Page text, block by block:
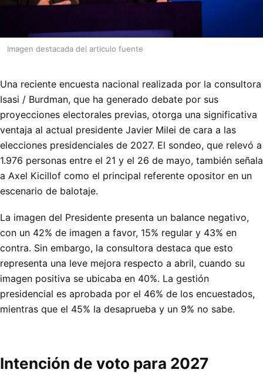
Imagen destacada del articulo fuente
Una reciente encuesta nacional realizada por la consultora
Isasi / Burdman, que ha generado debate por sus
proyecciones electorales previas, otorga una significativa
ventaja al actual presidente Javier Milei de cara a las
elecciones presidenciales de 2027. El sondeo, que relevó a
1.976 personas entre el 21 y el 26 de mayo, también señala
a Axel Kicillof como el principal referente opositor en un
escenario de balotaje.
La imagen del Presidente presenta un balance negativo,
con un 42% de imagen a favor, 15% regular y 43% en
contra. Sin embargo, la consultora destaca que esto
representa una leve mejora respecto a abril, cuando su
imagen positiva se ubicaba en 40%. La gestión
presidencial es aprobada por el 46% de los encuestados,
mientras que el 45% la desaprueba y un 9% no sabe.
Intención de voto para 2027